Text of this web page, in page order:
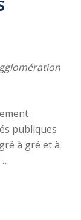
publiques
à gré et à
…